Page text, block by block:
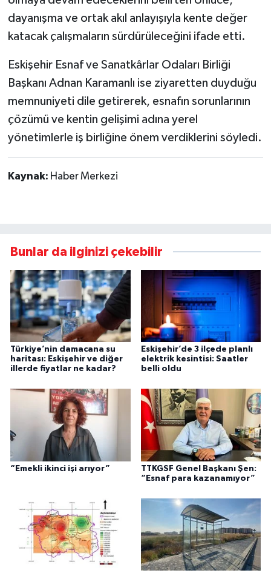
dayanışma ve ortak akıl anlayışıyla kente değer
katacak çalışmaların sürdürüleceğini ifade etti.
Eskişehir Esnaf ve Sanatkârlar Odaları Birliği
Başkanı Adnan Karamanlı ise ziyaretten duyduğu
memnuniyeti dile getirerek, esnafın sorunlarının
çözümü ve kentin gelişimi adına yerel
yönetimlerle iş birliğine önem verdiklerini söyledi.
Kaynak: Haber Merkezi
Bunlar da ilginizi çekebilir
Türkiye’nin damacana su
haritası: Eskişehir ve diğer
illerde fiyatlar ne kadar?
Eskişehir’de 3 ilçede planlı
elektrik kesintisi: Saatler
belli oldu
“Emekli ikinci işi arıyor”
TTKGSF Genel Başkanı Şen:
“Esnaf para kazanamıyor”